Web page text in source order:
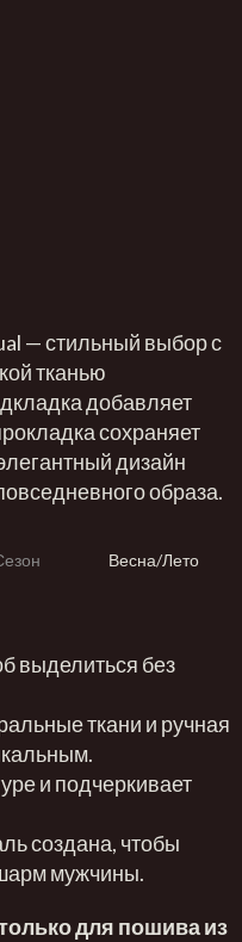
— стильный выбор с
тканью
добавляет
сохраняет
дизайн
образа.
Весна/Лето
выделиться без
ткани и ручная
и подчеркивает
создана, чтобы
мужчины.
для пошива из